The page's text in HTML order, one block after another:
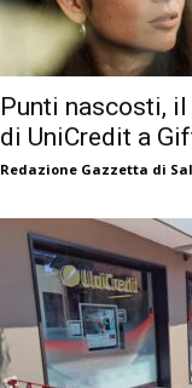
Punti nascosti,
di UniCredit a
Redazione Gazzetta di